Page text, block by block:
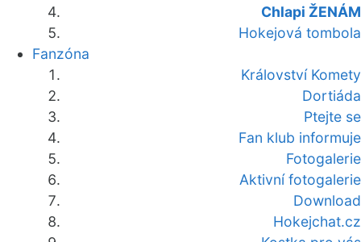
Chlapi ŽENÁM
Hokejová tombola
Fanzóna
Království Komety
Dortiáda
Ptejte se
Fan klub informuje
Fotogalerie
Aktivní fotogalerie
Download
Hokejchat.cz